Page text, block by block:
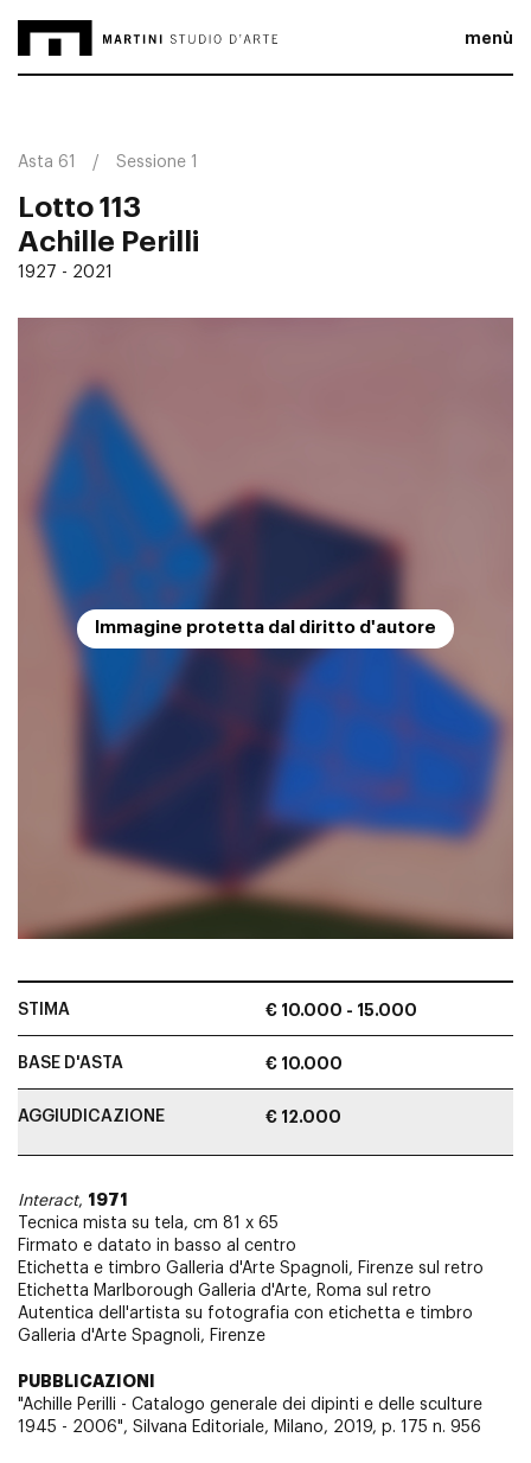
menù
Asta 61 Sessione 1
Lotto 113
Achille Perilli
1927 - 2021
Immagine protetta dal diritto d'autore
STIMA € 10.000 - 15.000
BASE D'ASTA € 10.000
AGGIUDICAZIONE € 12.000
Interact, 1971
Tecnica mista su tela, cm 81 x 65
Firmato e datato in basso al centro
Etichetta e timbro Galleria d'Arte Spagnoli, Firenze sul retro
Etichetta Marlborough Galleria d'Arte, Roma sul retro
Autentica dell'artista su fotografia con etichetta e timbro
Galleria d'Arte Spagnoli, Firenze
PUBBLICAZIONI
"Achille Perilli - Catalogo generale dei dipinti e delle sculture
1945 - 2006", Silvana Editoriale, Milano, 2019, p. 175 n. 956